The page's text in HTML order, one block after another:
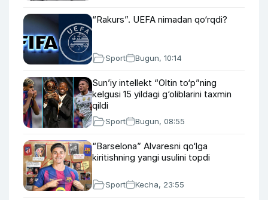
“Rakurs”. UEFA nimadan qo‘rqdi?
Sport Bugun, 10:14
Sun’iy intellekt “Oltin to‘p”ning
kelgusi 15 yildagi g‘oliblarini taxmin
qildi
Sport Bugun, 08:55
“Barselona” Alvaresni qo‘lga
kiritishning yangi usulini topdi
Sport Kecha, 23:55